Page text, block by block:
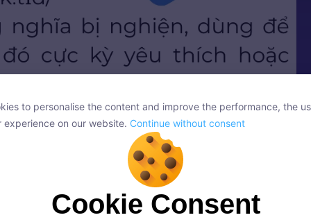
từ trong tiếng Anh mang nghĩa bị nghiện
to personalise the content and improve the performance, the
on our website.
Continue without consent
Cookie Consent
to personalise the content and improve the performance, the
experience on our website. Continue without consent
Cookie Consent